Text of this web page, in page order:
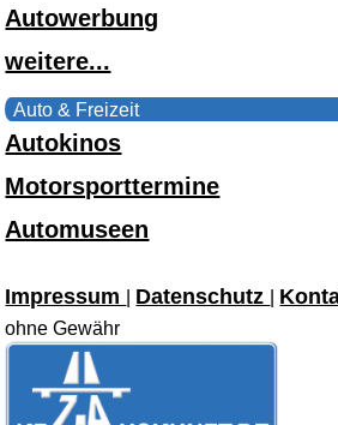
Autowerbung
weitere...
Auto & Freizeit
Autokinos
Motorsporttermine
Automuseen
Impressum Datenschutz
ohne Gewähr